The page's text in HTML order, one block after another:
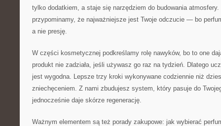
tylko dodatkiem, a staje się narzędziem do budowania
przypominamy, że najważniejsze jest Twoje odczucie — bo
a nie presję.
W części kosmetycznej podkreślamy rolę nawyków, bo to one
produkt nie zadziała, jeśli używasz go raz na tydzień. Dlatego
jest wygodna. Lepsze trzy kroki wykonywane codziennie niż
zniechęceniem. Z nami zbudujesz system, który pasuje do
jednocześnie daje skórze regenerację.
Ważnym elementem są też porady zakupowe: jak wybierać